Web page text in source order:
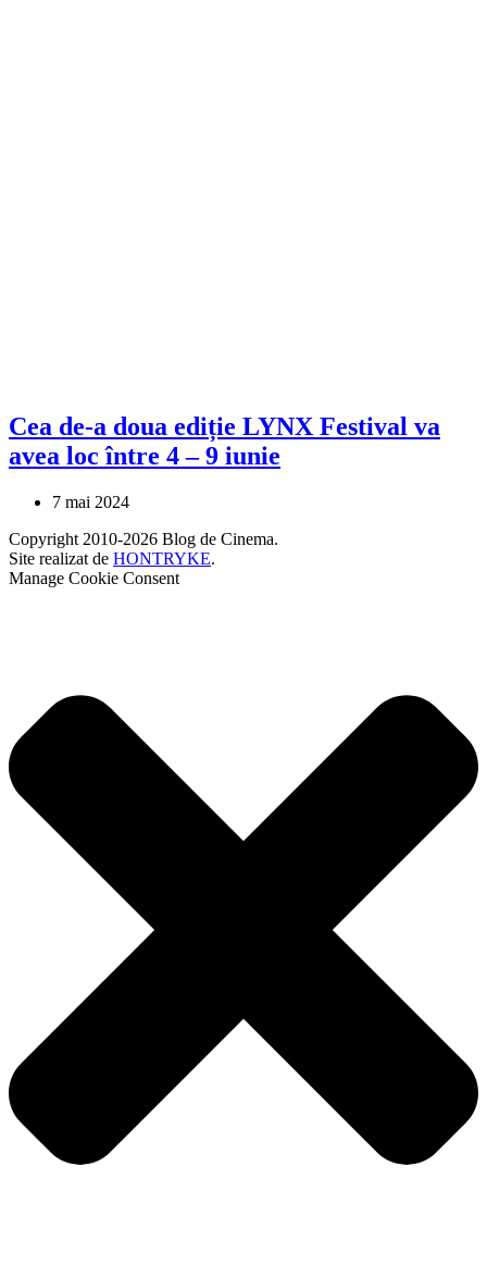
Cea de-a doua ediție LYNX Festival va
avea loc între 4 – 9 iunie
7 mai 2024
Copyright 2010-2026 Blog de Cinema.
Site realizat de HONTRYKE.
Manage Cookie Consent